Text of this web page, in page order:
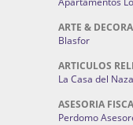
ARTE &
Blasfor
ARTICULOS
La Casa del
ASESORIA
Perdomo